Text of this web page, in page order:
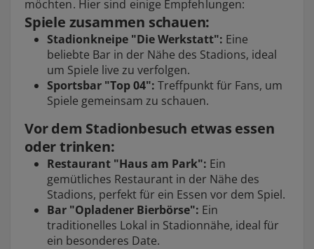
möchten. Hier sind einige Empfehlungen:
Spiele zusammen schauen:
Stadionkneipe "Die Werkstatt": Eine
beliebte Bar in der Nähe des Stadions, ideal
um Spiele live zu verfolgen.
Sportsbar "Top 04": Treffpunkt für Fans, um
Spiele gemeinsam zu schauen.
Vor dem Stadionbesuch etwas essen
oder trinken:
Restaurant "Haus am Park": Ein
gemütliches Restaurant in der Nähe des
Stadions, perfekt für ein Essen vor dem Spiel.
Bar "Opladener Bierbörse": Ein
traditionelles Lokal in Stadionnähe, ideal für
ein besonderes Date.